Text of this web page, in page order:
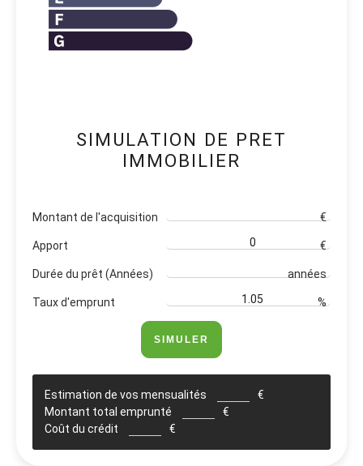
SIMULATION DE PRET
IMMOBILIER
Montant de l'acquisition €
Apport €
Durée du prêt (Années) années
Taux d'emprunt %
SIMULER
Estimation de vos mensualités
€
Montant total emprunté
€
Coût du crédit
€